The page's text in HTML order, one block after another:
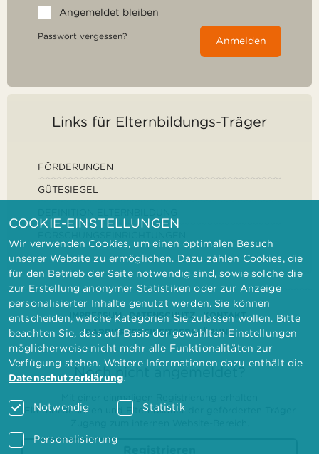
Angemeldet bleiben
Passwort vergessen? Anmelden
Links für Elternbildungs-Träger
FÖRDERUNGEN
GÜTESIEGEL
IMPRESSUM DATENSCHUTZ
KONTAKT
BARRIEREFREIHEITSERKLÄRUNG
Noch nicht angemeldet?
Elternbilderinnen und Elternbildner der geförderten Träger
COOKIE-EINSTELLUNGEN
Wir verwenden Cookies, um einen optimalen Besuch
unserer Website zu ermöglichen. Dazu zählen Cookies, die
für den Betrieb der Seite notwendig sind, sowie solche die
zur Erstellung anonymer Statistiken oder zur Anzeige
personalisierter Inhalte genutzt werden. Sie können
entscheiden, welche Kategorien Sie zulassen wollen. Bitte
beachten Sie, dass auf Basis der gewählten Einstellungen
möglicherweise nicht mehr alle Funktionalitäten zur
Verfügung stehen. Weitere Informationen dazu enthält die
Datenschutzerklärung.
Notwendig Statistik
Personalisierung